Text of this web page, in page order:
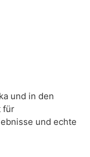
und in den
für
und echte